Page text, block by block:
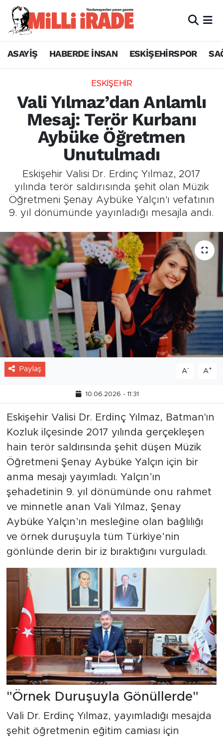
ASAYİŞ HABERDE İNSAN ESKİŞEHİRSPOR
ESKİŞEHİR
Vali Yılmaz’dan Anlamlı
Mesaj: Terör Kurbanı
Aybüke Öğretmen
Unutulmadı
Eskişehir Valisi Dr. Erdinç Yılmaz, 2017
yılında terör saldırısında şehit olan Müzik
Öğretmeni Şenay Aybüke Yalçın'ı vefatının
9. yıl dönümünde yayınladığı mesajla andı.
Paylaş A- A+
10.06.2026 - 11:31
Eskişehir Valisi Dr. Erdinç Yılmaz, Batman'ın
Kozluk ilçesinde 2017 yılında gerçekleşen
hain terör saldırısında şehit düşen Müzik
Öğretmeni Şenay Aybüke Yalçın için bir
anma mesajı yayımladı. Yalçın’ın
şehadetinin 9. yıl dönümünde onu rahmet
ve minnetle anan Vali Yılmaz, Şenay
Aybüke Yalçın’ın mesleğine olan bağlılığı
ve örnek duruşuyla tüm Türkiye’nin
gönlünde derin bir iz bıraktığını vurguladı.
"Örnek Duruşuyla Gönüllerde"
Vali Dr. Erdinç Yılmaz, yayımladığı mesajda
şehit öğretmenin eğitim camiası için